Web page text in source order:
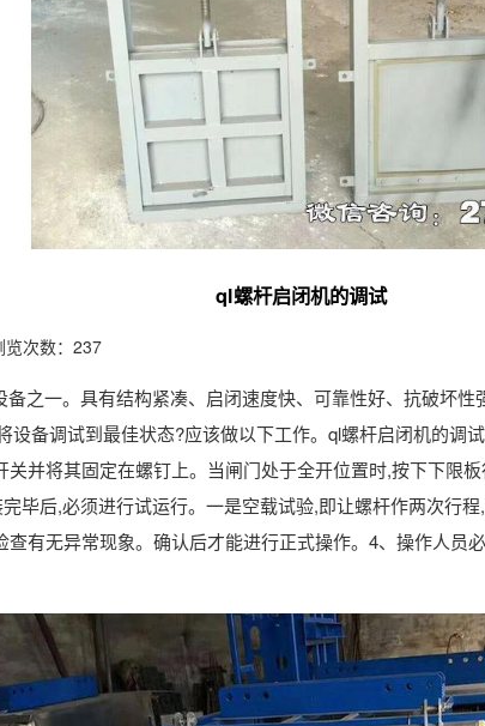
ql螺杆启闭机的调试
次数：237
之一。具有结构紧凑、启闭速度快、可靠性好、抗破坏
备调试到最佳状态?应该做以下工作。ql螺杆启闭机的调
并将其固定在螺钉上。当闸门处于全开位置时,按下下限
毕后,必须进行试运行。一是空载试验,即让螺杆作两次行
有无异常现象。确认后才能进行正式操作。4、操作人